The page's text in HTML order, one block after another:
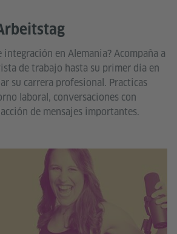
en Alemania? Acompaña a
de trabajo hasta su primer día en
su carrera profesional. Practicas
laboral, conversaciones con
de mensajes importantes.